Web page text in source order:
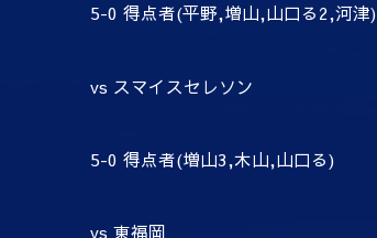
5-0 得点者(平野,増山,山口る2,河津)
vs スマイスセレソン
5-0 得点者(増山3,木山,山口る)
vs 東福岡